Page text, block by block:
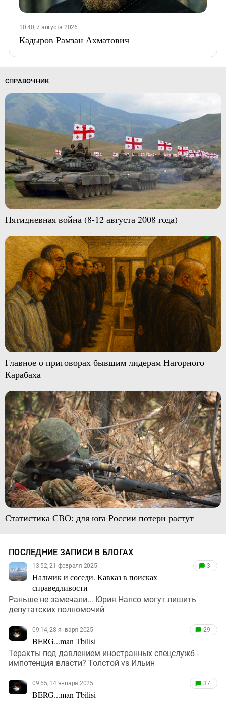
10:40, 7 августа 2026
Кадыров Рамзан Ахматович
СПРАВОЧНИК
Пятидневная война (8-12 августа 2008 года)
Главное о приговорах бывшим лидерам Нагорного
Карабаха
Статистика СВО: для юга России потери растут
ПОСЛЕДНИЕ ЗАПИСИ В БЛОГАХ
13:52, 21 февраля 2025
Нальчик и соседи. Кавказ в поисках
справедливости
3
Раньше не замечали... Юрия Напсо могут лишить
депутатских полномочий
09:14, 28 января 2025
BERG...man Tbilisi
29
Теракты под давлением иностранных спецслужб -
импотенция власти? Толстой vs Ильин
09:55, 14 января 2025
BERG...man Tbilisi
37